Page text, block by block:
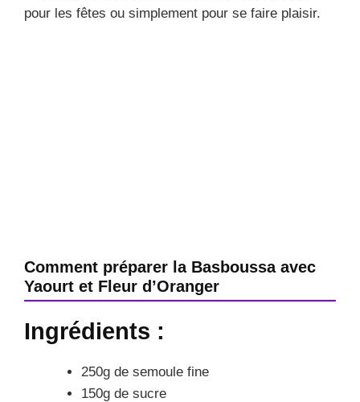
pour les fêtes ou simplement pour se faire plaisir.
Comment préparer la Basboussa avec
Yaourt et Fleur d’Oranger
Ingrédients :
250g de semoule fine
150g de sucre